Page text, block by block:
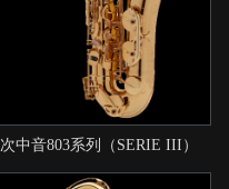
次中音803系列（SERIE III）